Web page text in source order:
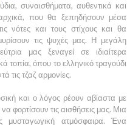
συναισθήματα, αυθεντικά και
που θα ξεπηδήσουν μέσα
νότες και τους στίχους και θα
τις ψυχές μας. Η μεγάλη
μας ξεναγεί σε ιδιαίτερα
τοπία, όπου το ελληνικό τραγούδι
τις τζαζ αρμονίες.
και ο λόγος ρέουν αβίαστα με
φορτίσουν τις αισθήσεις μας. Μια
μυσταγωγική ατμόσφαιρα. Ένα